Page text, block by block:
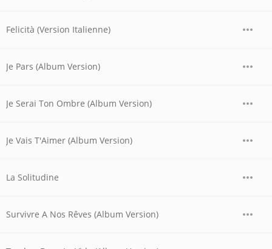
Felicità (Version Italienne)
Je Pars (Album Version)
Je Serai Ton Ombre (Album Version)
Je Vais T'Aimer (Album Version)
La Solitudine
Survivre A Nos Rêves (Album Version)